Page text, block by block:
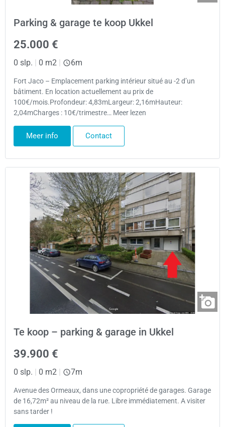
Parking & garage te koop Ukkel
25.000 €
0 slp. | 0 m2 | 6m
Fort Jaco – Emplacement parking intérieur situé au -2 d’un
bâtiment. En location actuellement au prix de
100€/mois.Profondeur: 4,83mLargeur: 2,16mHauteur:
2,04mCharges : 10€/trimestre… Meer lezen
Meer info Contact
Te koop – parking & garage in Ukkel
39.900 €
0 slp. | 0 m2 | 7m
Avenue des Ormeaux, dans une copropriété de garages. Garage
de 16,72m² au niveau de la rue. Libre immédiatement. A visiter
sans tarder !